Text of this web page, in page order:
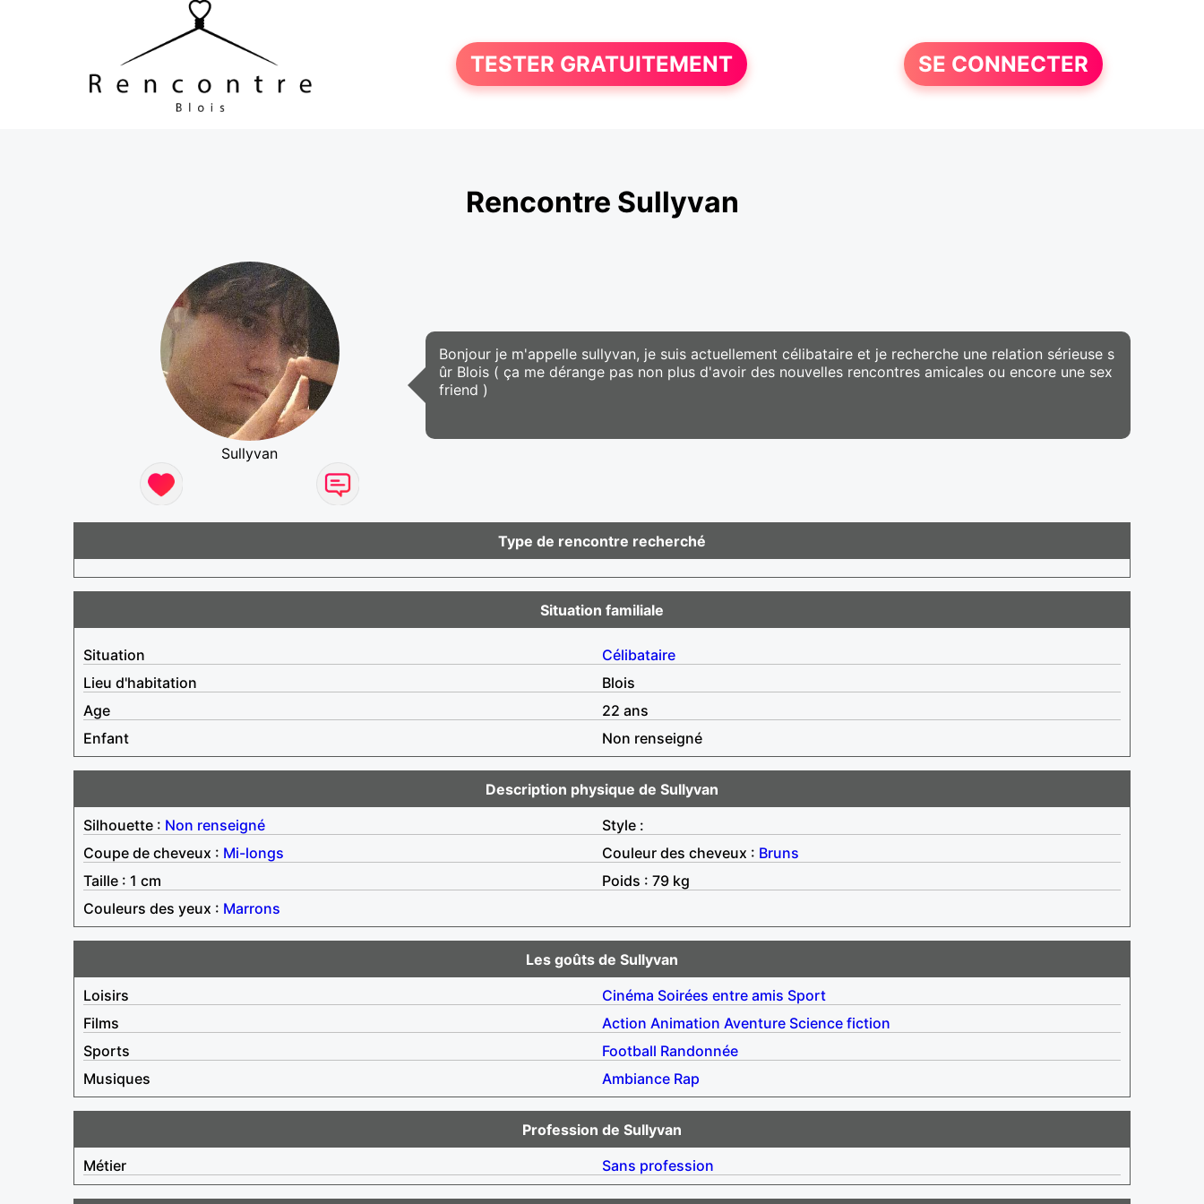
TESTER GRATUITEMENT SE CONNECTER
Rencontre Sullyvan
Sullyvan
Bonjour je m'appelle sullyvan, je suis actuellement célibataire et je recherche une relation sérieuse s
ûr Blois ( ça me dérange pas non plus d'avoir des nouvelles rencontres amicales ou encore une sex
friend )
Type de rencontre recherché
Situation familiale
Situation
Célibataire
Lieu d'habitation
Blois
Age
22 ans
Enfant
Non renseigné
Description physique de Sullyvan
Silhouette : Non renseigné
Style :
Coupe de cheveux : Mi-longs Couleur des cheveux : Bruns
Taille : 1 cm
Poids : 79 kg
Couleurs des yeux : Marrons
Les goûts de Sullyvan
Loisirs
Cinéma Soirées entre amis Sport
Films
Action Animation Aventure Science fiction
Sports
Football Randonnée
Musiques
Ambiance Rap
Profession de Sullyvan
Métier
Sans profession